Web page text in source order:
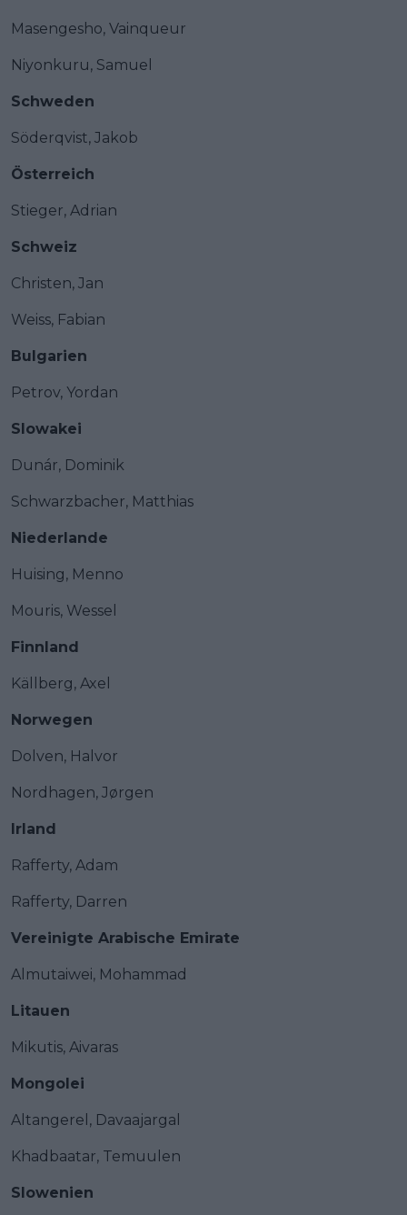
Masengesho, Vainqueur
Niyonkuru, Samuel
Schweden
Söderqvist, Jakob
Österreich
Stieger, Adrian
Schweiz
Christen, Jan
Weiss, Fabian
Bulgarien
Petrov, Yordan
Slowakei
Dunár, Dominik
Schwarzbacher, Matthias
Niederlande
Huising, Menno
Mouris, Wessel
Finnland
Källberg, Axel
Norwegen
Dolven, Halvor
Nordhagen, Jørgen
Irland
Rafferty, Adam
Rafferty, Darren
Vereinigte Arabische Emirate
Almutaiwei, Mohammad
Litauen
Mikutis, Aivaras
Mongolei
Altangerel, Davaajargal
Khadbaatar, Temuulen
Slowenien